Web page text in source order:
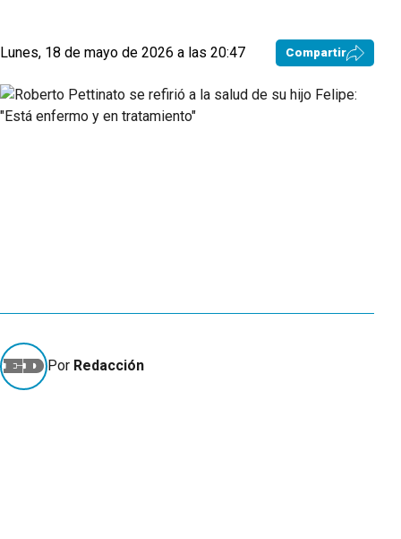
Lunes, 18 de mayo de 2026 a las 20:47 Compartir
Por Redacción